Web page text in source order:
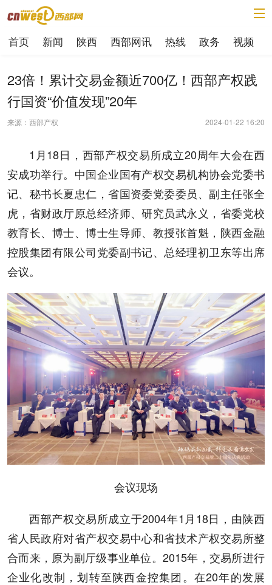
首页 新闻 陕西 西部网讯 热线 政务 视频
23倍！累计交易金额近700亿！西部产权践
行国资“价值发现”20年
来源：西部产权 2024-01-22 16:20
1月18日，西部产权交易所成立20周年大会在西
安成功举行。中国企业国有产权交易机构协会党委书
记、秘书长夏忠仁，省国资委党委委员、副主任张全
虎，省财政厅原总经济师、研究员武永义，省委党校
教育长、博士、博士生导师、教授张首魁，陕西金融
控股集团有限公司党委副书记、总经理初卫东等出席
会议。
会议现场
西部产权交易所成立于2004年1月18日，由陕西
省人民政府对省产权交易中心和省技术产权交易所整
合而来，原为副厅级事业单位。2015年，交易所进行
企业化改制，划转至陕西金控集团。在20年的发展